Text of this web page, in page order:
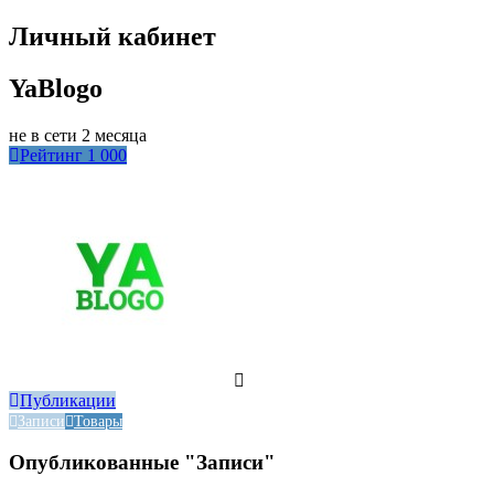
Личный кабинет
YaBlogo
не в сети 2 месяца
Рейтинг 1 000
Публикации
Записи Товары
Опубликованные "Записи"